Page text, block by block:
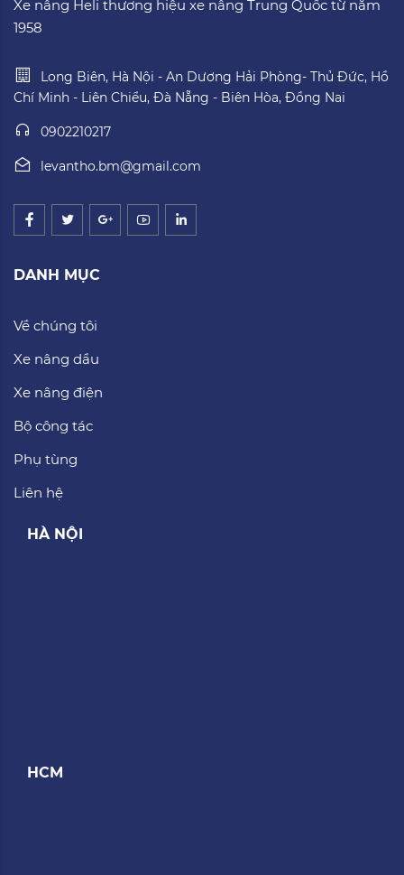
Xe nâng Heli thương hiệu xe nâng Trung Quốc từ năm
1958
Long Biên, Hà Nội - An Dương Hải Phòng- Thủ Đức, Hồ
Chí Minh - Liên Chiểu, Đà Nẵng - Biên Hòa, Đồng Nai
0902210217
levantho.bm@gmail.com
DANH MỤC
Về chúng tôi
Xe nâng dầu
Xe nâng điện
Bộ công tác
Phụ tùng
Liên hệ
HÀ NỘI
HCM